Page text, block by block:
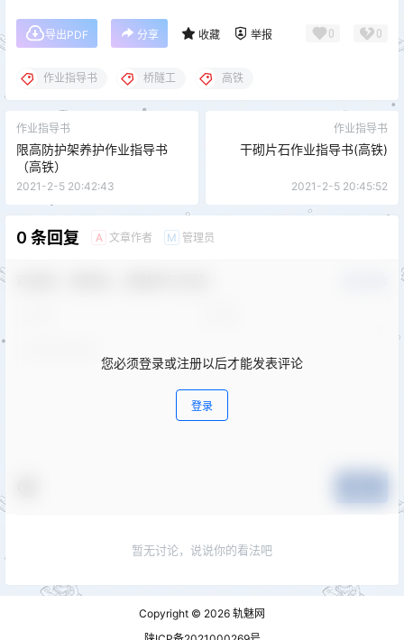
导出PDF 分享 收藏 举报 0 0
作业指导书 桥隧工 高铁
作业指导书
限高防护架养护作业指导书
（高铁）
2021-2-5 20:42:43
作业指导书
干砌片石作业指导书(高铁)
2021-2-5 20:45:52
0 条回复 A 文章作者 M 管理员
您必须登录或注册以后才能发表评论
登录
暂无讨论，说说你的看法吧
Copyright © 2026 轨魅网